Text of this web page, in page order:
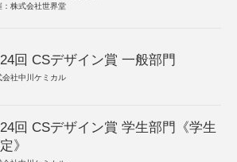
：株式会社世界堂
回 CSデザイン賞 一般部門
会社中川ケミカル
回 CSデザイン賞 学生部門《学生
》